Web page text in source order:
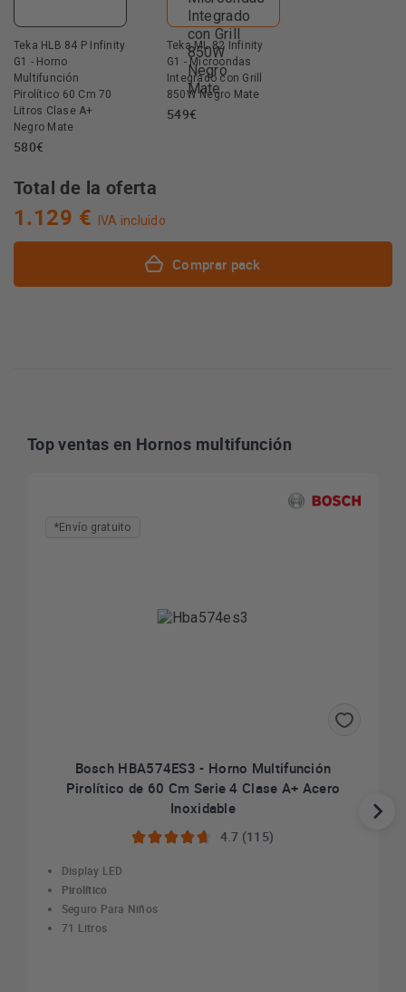
Teka HLB 84 P Infinity
G1 - Horno
Multifunción
Pirolítico 60 Cm 70
Litros Clase A+
Negro Mate
580€
Teka ML 82 Infinity
G1 - Microondas
Integrado con Grill
850W Negro Mate
549€
Total de la oferta
1.129 € IVA incluido
Comprar pack
Top ventas en Hornos multifunción
*Envío gratuito
Bosch HBA574ES3 - Horno Multifunción
Pirolítico de 60 Cm Serie 4 Clase A+ Acero
Inoxidable
4.7 (115)
Display LED
Pirolítico
Seguro Para Niños
71 Litros